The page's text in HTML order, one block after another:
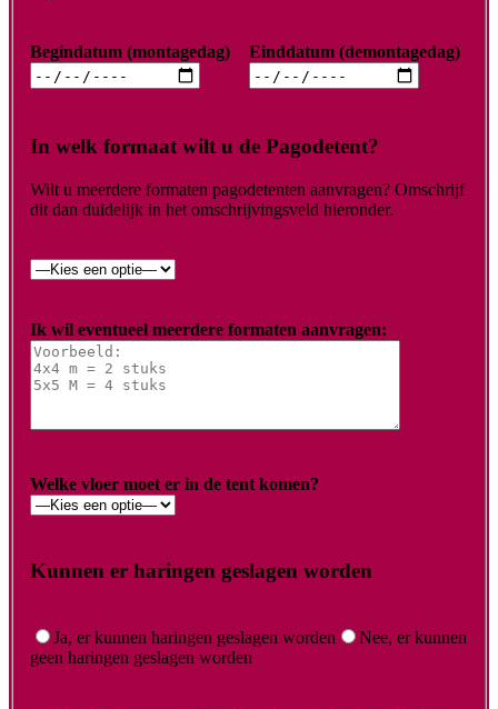
Begindatum (montagedag) Einddatum (demontagedag)
In welk formaat wilt u de Pagodetent?
Wilt u meerdere formaten pagodetenten aanvragen? Omschrijf
dit dan duidelijk in het omschrijvingsveld hieronder.
Ik wil eventueel meerdere formaten aanvragen:
Welke vloer moet er in de tent komen?
Kunnen er haringen geslagen worden
Ja, er kunnen haringen geslagen worden
Nee, er kunnen
geen haringen geslagen worden